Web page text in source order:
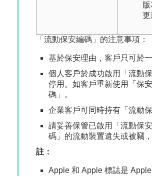
更
「流動保安編碼」的注意事項：
基於保安理由，客戶只可於
個人客戶於成功啟用「流動
停用。如客戶重新使用「保
碼」。
企業客戶可同時持有「流動
請妥善保管已啟用「流動保
碼」的流動裝置遺失或被竊
註：
Apple 和 Apple 標誌是